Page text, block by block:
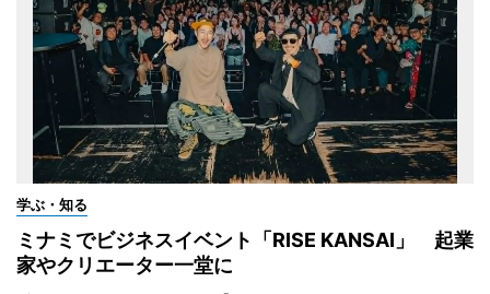
学ぶ・知る
ミナミでビジネスイベント「RISE KANSAI」 起業
家やクリエーター一堂に